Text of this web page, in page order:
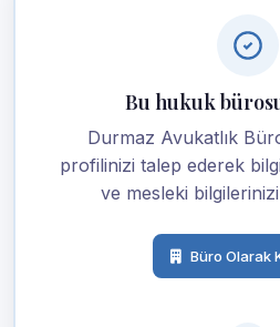
Bu hukuk
Durmaz Avukatlık
profilinizi talep ederek
ve mesleki
Büro Olarak